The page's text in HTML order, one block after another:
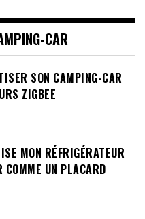
CAR
SON CAMPING-CAR
ZIGBEE
MON RÉFRIGÉRATEUR
COMME UN PLACARD